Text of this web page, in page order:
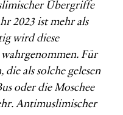
Übergriffe
2023 ist mehr als
wird diese
Für
als solche gelesen
oder die Moschee
Antimuslimischer